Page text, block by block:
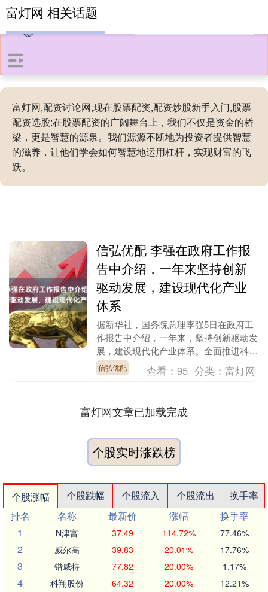
富灯网,配资讨论网,现在股票配资,配资炒股新手入门,股票
配资选股:在股票配资的广阔舞台上，我们不仅是资金的桥
梁，更是智慧的源泉。我们源源不断地为投资者提供智慧
的滋养，让他们学会如何智慧地运用杠杆，实现财富的飞
跃。
富灯网 相关话题
信弘优配 李强在政府工作报
告中介绍，一年来坚持创新
驱动发展，建设现代化产业
体系
据新华社，国务院总理李强5日在政府工
作报告中介绍，一年来，坚持创新驱动发
展，建设现代化产业体系。全面推进科技
强国建设战略部署，强化国家战略科技力
量建设，完善区域....
信弘优配 查看：95 分类：富灯网
富灯网文章已加载完成
个股实时涨跌榜
个股涨幅 个股跌幅 个股流入 个股流出
换手率
排名
名称 最新价 涨幅
换手率
1
N津富 37.49 114.72% 77.46%
2 威尔高 39.83 20.01% 17.76%
3 锴威特 77.82 20.00% 1.17%
4 科翔股份 64.32 20.00% 12.21%